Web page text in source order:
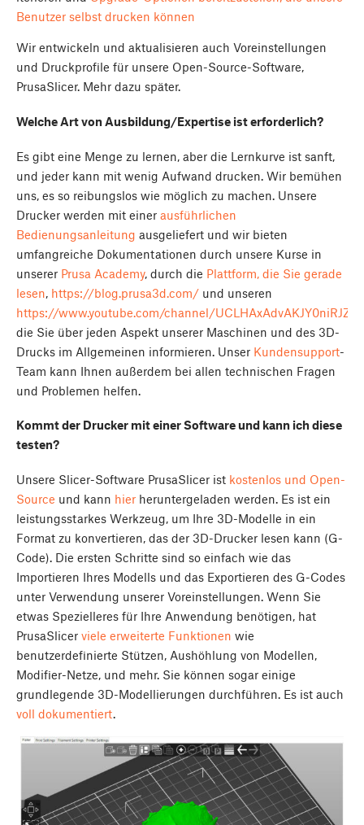
Benutzer selbst drucken können
Wir entwickeln und aktualisieren auch Voreinstellungen
und Druckprofile für unsere Open-Source-Software,
PrusaSlicer. Mehr dazu später.
Welche Art von Ausbildung/Expertise ist erforderlich?
Es gibt eine Menge zu lernen, aber die Lernkurve ist sanft,
und jeder kann mit wenig Aufwand drucken. Wir bemühen
uns, es so reibungslos wie möglich zu machen. Unsere
Drucker werden mit einer ausführlichen
Bedienungsanleitung ausgeliefert und wir bieten
umfangreiche Dokumentationen durch unsere Kurse in
unserer Prusa Academy, durch die Plattform, die Sie gerade
lesen, https://blog.prusa3d.com/ und unseren
https://www.youtube.com/channel/
die Sie über jeden Aspekt unserer Maschinen und des 3D-
Drucks im Allgemeinen informieren. Unser Kundensupport-
Team kann Ihnen außerdem bei allen technischen Fragen
und Problemen helfen.
Kommt der Drucker mit einer Software und kann ich diese
testen?
Unsere Slicer-Software PrusaSlicer ist kostenlos und Open-
Source und kann hier heruntergeladen werden. Es ist ein
leistungsstarkes Werkzeug, um Ihre 3D-Modelle in ein
Format zu konvertieren, das der 3D-Drucker lesen kann (G-
Code). Die ersten Schritte sind so einfach wie das
Importieren Ihres Modells und das Exportieren des G-Codes
unter Verwendung unserer Voreinstellungen. Wenn Sie
etwas Spezielleres für Ihre Anwendung benötigen, hat
PrusaSlicer viele erweiterte Funktionen wie
benutzerdefinierte Stützen, Aushöhlung von Modellen,
Modifier-Netze, und mehr. Sie können sogar einige
grundlegende 3D-Modellierungen durchführen. Es ist auch
voll dokumentiert.